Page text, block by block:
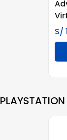
S/
PLAYSTATION